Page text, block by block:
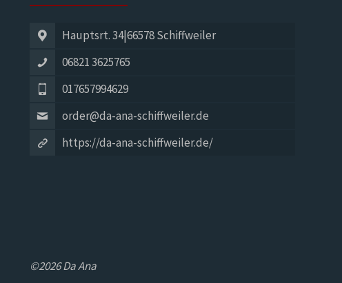
Hauptsrt. 34|66578 Schiffweiler
06821 3625765
017657994629
order@da-ana-schiffweiler.de
https://da-ana-schiffweiler.de/
©2026 Da Ana